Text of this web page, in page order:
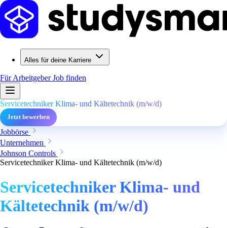
Alles für deine Karriere
Für ArbeitgeberJob finden
Servicetechniker Klima- und Kältetechnik (m/w/d)
Jetzt bewerben
Jobbörse
Unternehmen
Johnson Controls
Servicetechniker Klima- und Kältetechnik (m/w/d)
Servicetechniker Klima- und
Kältetechnik (m/w/d)